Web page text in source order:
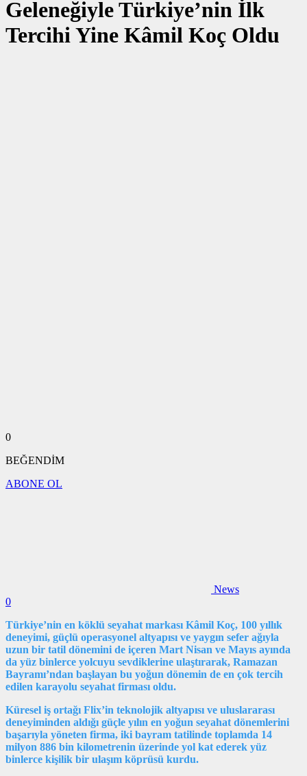
Geleneğiyle Türkiye’nin İlk
Tercihi Yine Kâmil Koç Oldu
0
BEĞENDİM
ABONE OL
News
0
Türkiye’nin en köklü seyahat markası Kâmil Koç, 100 yıllık
deneyimi, güçlü operasyonel altyapısı ve yaygın sefer ağıyla
uzun bir tatil dönemini de içeren Mart Nisan ve Mayıs ayında
da yüz binlerce yolcuyu sevdiklerine ulaştırarak, Ramazan
Bayramı’ndan başlayan bu yoğun dönemin de en çok tercih
edilen karayolu seyahat firması oldu.
Küresel iş ortağı Flix’in teknolojik altyapısı ve uluslararası
deneyiminden aldığı güçle yılın en yoğun seyahat dönemlerini
başarıyla yöneten firma, iki bayram tatilinde toplamda 14
milyon 886 bin kilometrenin üzerinde yol kat ederek yüz
binlerce kişilik bir ulaşım köprüsü kurdu.